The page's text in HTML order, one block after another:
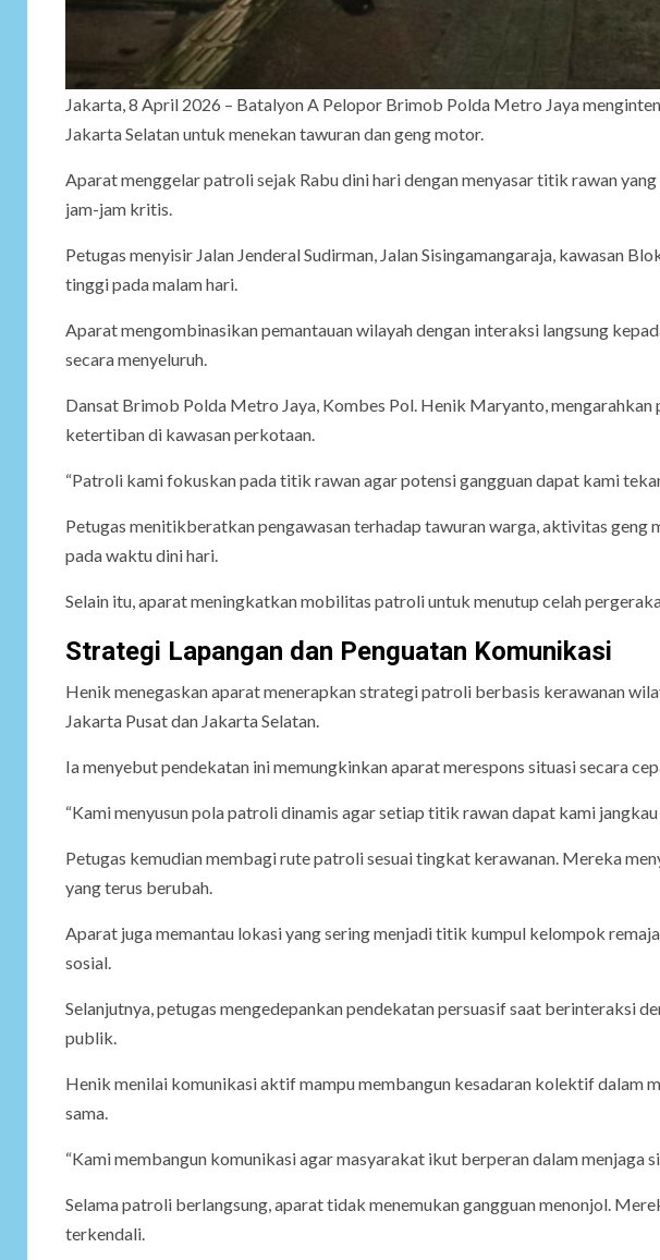
Jakarta, 8 April 2026 – Batalyon A Pelopor Brimob Polda Metro Jaya
Jakarta Selatan untuk menekan tawuran dan geng motor.
Aparat menggelar patroli sejak Rabu dini hari dengan menyasar titik rawan
jam-jam kritis.
Petugas menyisir Jalan Jenderal Sudirman, Jalan Sisingamangaraja, kawasan
tinggi pada malam hari.
Aparat mengombinasikan pemantauan wilayah dengan interaksi langsung
secara menyeluruh.
Dansat Brimob Polda Metro Jaya, Kombes Pol. Henik Maryanto,
ketertiban di kawasan perkotaan.
“Patroli kami fokuskan pada titik rawan agar potensi gangguan dapat kami
Petugas menitikberatkan pengawasan terhadap tawuran warga, aktivitas geng
pada waktu dini hari.
Selain itu, aparat meningkatkan mobilitas patroli untuk menutup celah
Strategi Lapangan dan Penguatan Komunikasi
Henik menegaskan aparat menerapkan strategi patroli berbasis kerawanan
Jakarta Pusat dan Jakarta Selatan.
Ia menyebut pendekatan ini memungkinkan aparat merespons situasi secara
“Kami menyusun pola patroli dinamis agar setiap titik rawan dapat kami jangkau
Petugas kemudian membagi rute patroli sesuai tingkat kerawanan. Mereka
yang terus berubah.
Aparat juga memantau lokasi yang sering menjadi titik kumpul kelompok
sosial.
Selanjutnya, petugas mengedepankan pendekatan persuasif saat berinteraksi
publik.
Henik menilai komunikasi aktif mampu membangun kesadaran kolektif dalam
sama.
“Kami membangun komunikasi agar masyarakat ikut berperan dalam menjaga
Selama patroli berlangsung, aparat tidak menemukan gangguan menonjol.
terkendali.